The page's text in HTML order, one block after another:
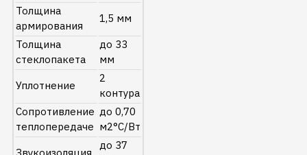
Толщина
армирования
1,5 мм
Толщина
стеклопакета
до 33
мм
Уплотнение
2
контура
Сопротивление
теплопередаче
до 0,70
м2°C/Вт
до 37